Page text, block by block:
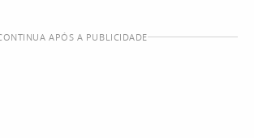
APÓS A PUBLICIDADE